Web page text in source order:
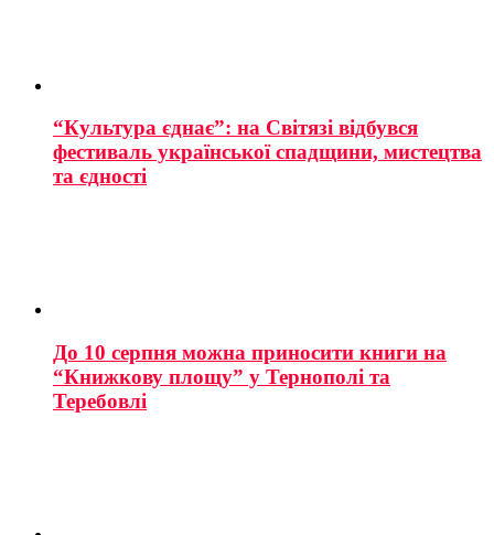
“Культура єднає”: на Світязі відбувся
фестиваль української спадщини, мистецтва
та єдності
До 10 серпня можна приносити книги на
“Книжкову площу” у Тернополі та
Теребовлі